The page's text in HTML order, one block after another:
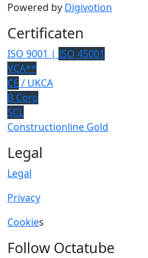
Powered by Digivotion
Certificaten
ISO 9001 | ISO 45001
VCA**
CE / UKCA
B Corp
SCL
Constructionline Gold
Legal
Legal
Privacy
Cookies
Follow Octatube